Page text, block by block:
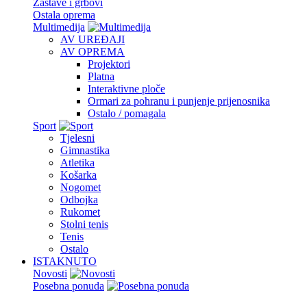
Zastave i grbovi
Ostala oprema
Multimedija
AV UREĐAJI
AV OPREMA
Projektori
Platna
Interaktivne ploče
Ormari za pohranu i punjenje prijenosnika
Ostalo / pomagala
Sport
Tjelesni
Gimnastika
Atletika
Košarka
Nogomet
Odbojka
Rukomet
Stolni tenis
Tenis
Ostalo
ISTAKNUTO
Novosti
Posebna ponuda